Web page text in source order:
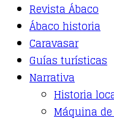
the
Revista Ábaco
Ábaco historia
Caravasar
Guías turísticas
Narrativa
Historia
Máquina